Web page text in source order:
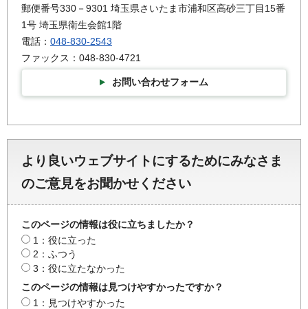
郵便番号330－9301 埼玉県さいたま市浦和区高砂三丁目15番
1号 埼玉県衛生会館1階
電話： 048-830-2543
ファックス：048-830-4721
お問い合わせフォーム
より良いウェブサイトにするためにみなさま
のご意見をお聞かせください
このページの情報は役に立ちましたか？
1：役に立った
2：ふつう
3：役に立たなかった
このページの情報は見つけやすかったですか？
1：見つけやすかった